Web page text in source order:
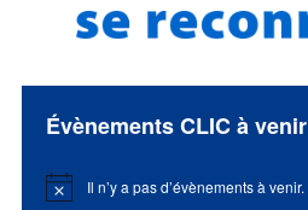
Évènements CLIC à venir
Notice Il n’y a pas d’évènements à venir.